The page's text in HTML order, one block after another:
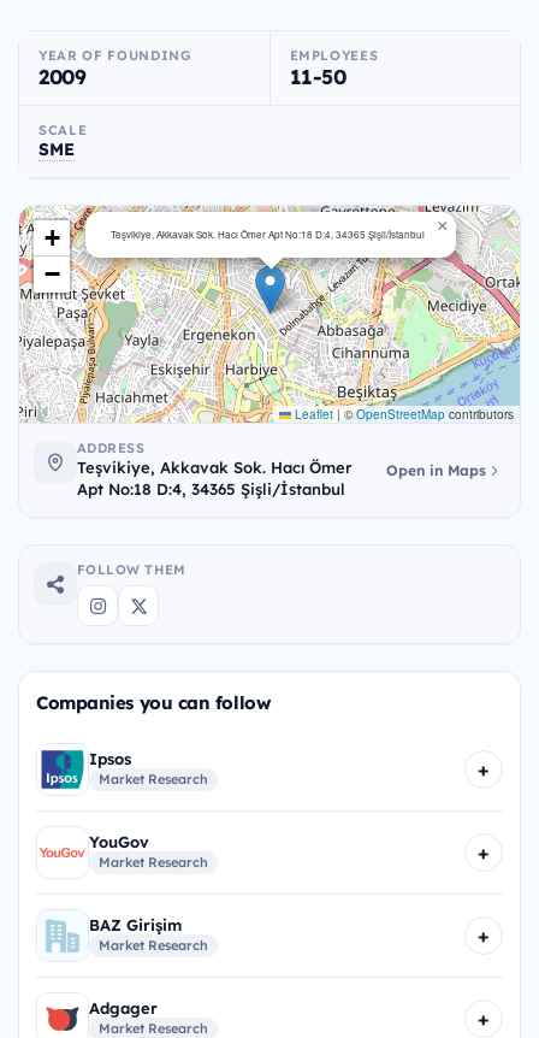
YEAR OF FOUNDING
2009
EMPLOYEES
11-50
SCALE
SME
Teşvikiye, Akkavak Sok. Hacı Ömer Apt No:18 D:4, 34365 Şişli/İstanbul ×
+
−
Leaflet | ©OpenStreetMap contributors
ADDRESS
Teşvikiye, Akkavak Sok. Hacı Ömer
Apt No:18 D:4, 34365 Şişli/İstanbul
Open in Maps
FOLLOW THEM
Companies you can follow
Ipsos
Market Research +
YouGov
Market Research +
BAZ Girişim
Market Research +
Adgager
Market Research +